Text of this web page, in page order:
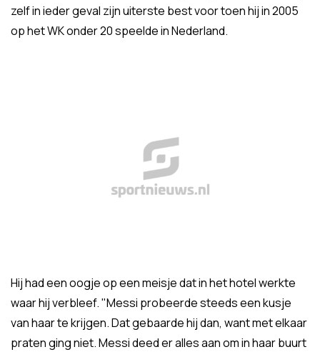
zelf in ieder geval zijn uiterste best voor toen hij in 2005
op het WK onder 20 speelde in Nederland.
Hij had een oogje op een meisje dat in het hotel werkte
waar hij verbleef. "Messi probeerde steeds een kusje
van haar te krijgen. Dat gebaarde hij dan, want met elkaar
praten ging niet. Messi deed er alles aan om in haar buurt